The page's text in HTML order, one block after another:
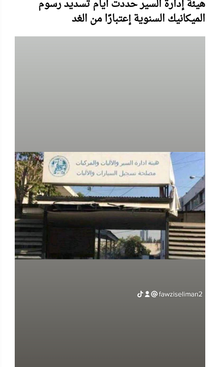
هيئة إدارة السير حددت أيام تسديد رسوم
الميكانيك السنوية إعتبارًا من الغد